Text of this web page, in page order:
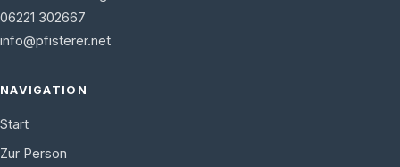
06221 302667
info@pfisterer.net
NAVIGATION
Start
Zur Person